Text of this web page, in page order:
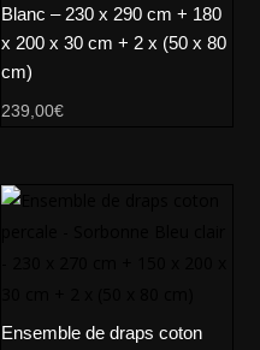
Blanc – 230 x 290 cm + 180
x 200 x 30 cm + 2 x (50 x 80
cm)
239,00€
Ensemble de draps coton